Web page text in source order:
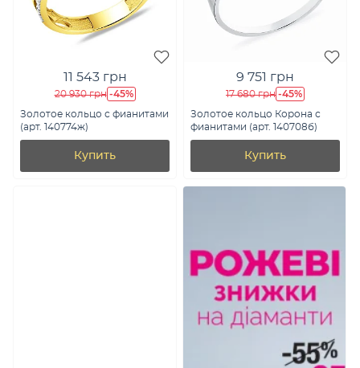
11 543 грн
20 930 грн -45%
Золотое кольцо с фианитами
(арт. 140774ж)
Купить
9 751 грн
17 680 грн -45%
Золотое кольцо Корона с
фианитами (арт. 140708б)
Купить